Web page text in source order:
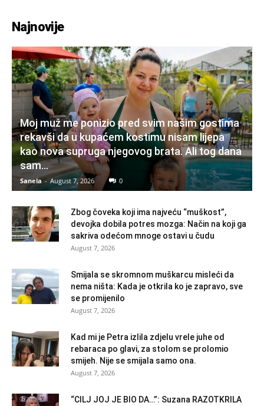
Najnovije
Moj muž me ponizio pred svim našim gostima
rekavši da u kupaćem kostimu nisam lijepa
kao nova supruga njegovog brata. Ali tog dana
sam...
Sanela - August 7, 2026 0
Zbog čoveka koji ima najveću “muškost”,
devojka dobila potres mozga: Način na koji ga
sakriva odećom mnoge ostavi u čudu
August 7, 2026
Smijala se skromnom muškarcu misleći da
nema ništa: Kada je otkrila ko je zapravo, sve
se promijenilo
August 7, 2026
Kad mi je Petra izlila zdjelu vrele juhe od
rebaraca po glavi, za stolom se prolomio
smijeh. Nije se smijala samo ona.
August 7, 2026
“CILJ JOJ JE BIO DA…”: Suzana RAZOTKRILA